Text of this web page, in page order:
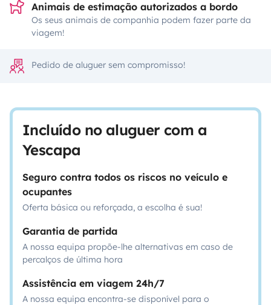
Animais de estimação autorizados a bordo
Os seus animais de companhia podem fazer parte da
viagem!
Pedido de aluguer sem compromisso!
Incluído no aluguer com a
Yescapa
Seguro contra todos os riscos no veículo e
ocupantes
Oferta básica ou reforçada, a escolha é sua!
Garantia de partida
A nossa equipa propõe-lhe alternativas em caso de
percalços de última hora
Assistência em viagem 24h/7
A nossa equipa encontra-se disponível para o